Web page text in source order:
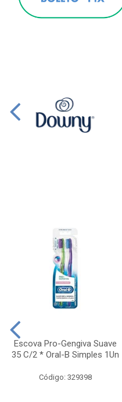
Escova Pro-Gengiva Suave
35 C/2 * Oral-B Simples 1Un
Código: 329398